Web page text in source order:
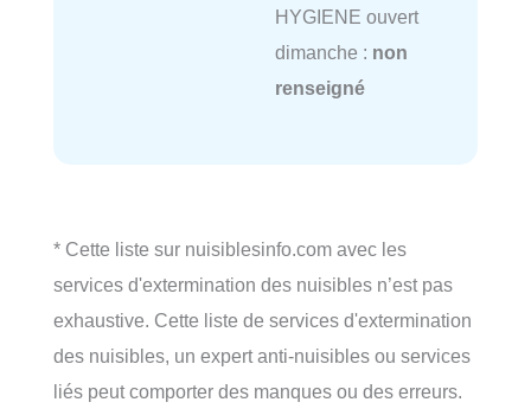
HYGIENE ouvert
dimanche : non
renseigné
* Cette liste sur nuisiblesinfo.com avec les
services d'extermination des nuisibles n’est pas
exhaustive. Cette liste de services d'extermination
des nuisibles, un expert anti-nuisibles ou services
liés peut comporter des manques ou des erreurs.